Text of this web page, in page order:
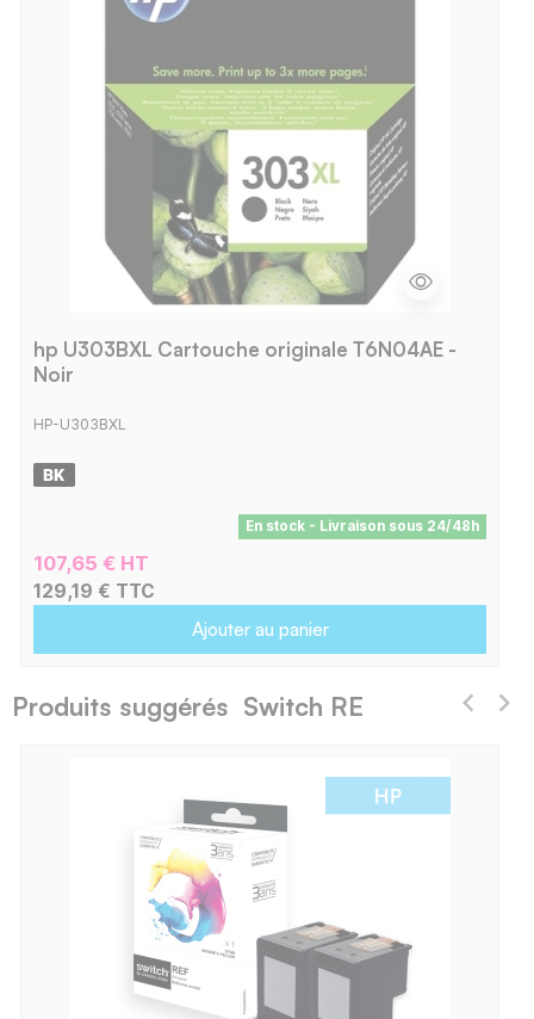
hp U303BXL Cartouche originale T6N04AE -
Noir
HP-U303BXL
En stock - Livraison sous 24/48h
107,65 € HT
129,19 € TTC
Ajouter au panier
Produits suggérés Switch RE